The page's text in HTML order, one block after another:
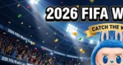
必赢3003no1线路